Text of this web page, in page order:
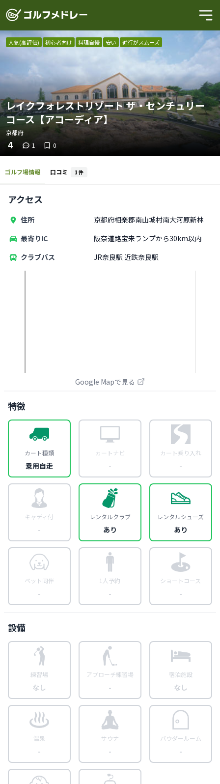
人気(高評価) 初心者向け 料理自慢 安い 進行がスムーズ
レイクフォレストリゾート ザ・センチュリー
コース【アコーディア】
京都府
4 1 0
ゴルフ場情報 口コミ 1 件
アクセス
住所
京都府相楽郡南山城村南大河原新林
最寄りIC
阪奈道路宝来ランプから30km以内
クラブバス
JR奈良駅 近鉄奈良駅
Google Mapで見る
特徴
カート種類
乗用自走
カートナビ
-
カート乗り入れ
-
キャディ付
-
レンタルクラブ
あり
レンタルシューズ
あり
ペット同伴
-
1人予約
-
ショートコース
-
設備
練習場
なし
アプローチ練習場
-
宿泊施設
なし
温泉
-
サウナ
-
パウダールーム
-